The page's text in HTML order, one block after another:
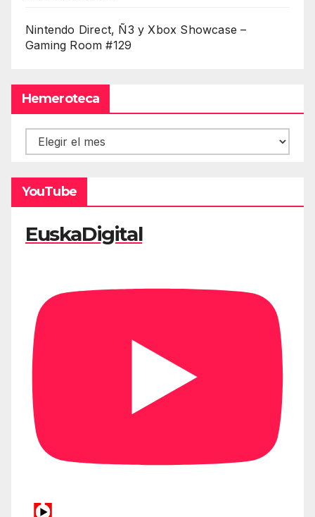
Nintendo Direct, Ñ3 y Xbox Showcase –
Gaming Room #129
Hemeroteca
Hemeroteca
YouTube
EuskaDigital